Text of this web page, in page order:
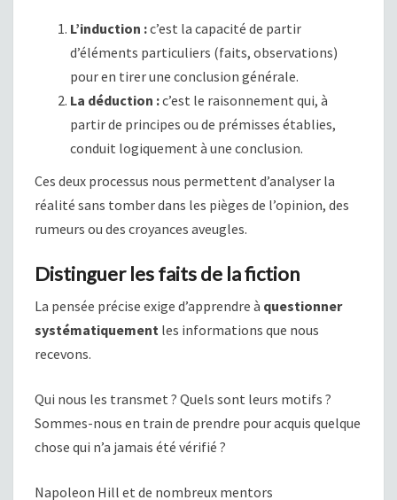
L’induction :c’est la capacité de partir
d’éléments particuliers (faits, observations)
pour en tirer une conclusion générale.
La déduction :c’est le raisonnement qui, à
partir de principes ou de prémisses établies,
conduit logiquement à une conclusion.
Ces deux processus nous permettent d’analyser la
réalité sans tomber dans les pièges de l’opinion, des
rumeurs ou des croyances aveugles.
Distinguer les faits de la fiction
La pensée précise exige d’apprendre à questionner
systématiquement les informations que nous
recevons.
Qui nous les transmet ? Quels sont leurs motifs ?
Sommes-nous en train de prendre pour acquis quelque
chose qui n’a jamais été vérifié ?
Napoleon Hill et de nombreux mentors